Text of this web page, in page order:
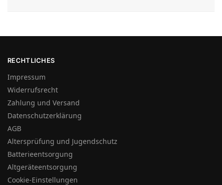
RECHTLICHES
Impressum
Widerrufsrecht
Zahlung und Versand
Datenschutzerklärung
AGB
Altersprüfung und Jugendschutz
Batterieentsorgung
Altgeräteentsorgung
Cookie-Einstellungen